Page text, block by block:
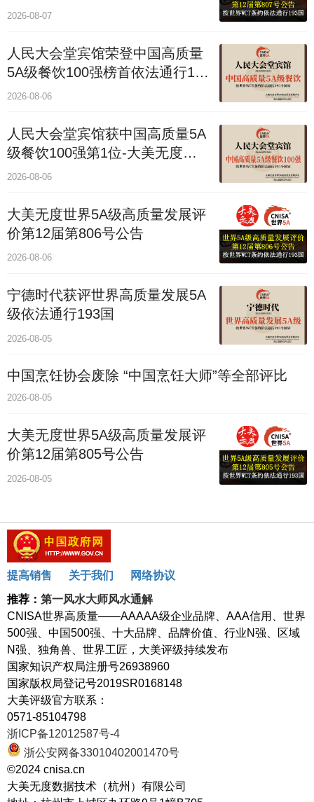
2026-08-07
人民大会堂宾馆荣登中国高质量
5A级餐饮100强榜首依法通行193
国
2026-08-06
人民大会堂宾馆获中国高质量5A
级餐饮100强第1位-大美无度评
价通193国
2026-08-06
大美无度世界5A级高质量发展评
价第12届第806号公告
2026-08-06
宁德时代获评世界高质量发展5A
级依法通行193国
2026-08-05
中国烹饪协会废除 “中国烹饪大师”等全部评比
2026-08-05
大美无度世界5A级高质量发展评
价第12届第805号公告
2026-08-05
提高销售 关于我们
网络协议
推荐： 第一风水大师风水通解
CNISA世界高质量——AAAAA级企业品牌、AAA信用、世界
500强、中国500强、十大品牌、品牌价值、行业N强、区域
N强、独角兽、世界工匠，大美评级持续发布
国家知识产权局注册号26938960
国家版权局登记号2019SR0168148
大美评级官方联系：
0571-85104798
浙ICP备12012587号-4
浙公安网备33010402001470号
©2024 cnisa.cn
大美无度数据技术（杭州）有限公司